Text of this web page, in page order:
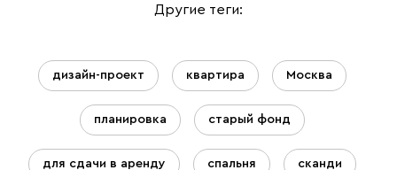
Другие теги:
дизайн-проект квартира Москва
планировка старый фонд
для сдачи в аренду спальня сканди